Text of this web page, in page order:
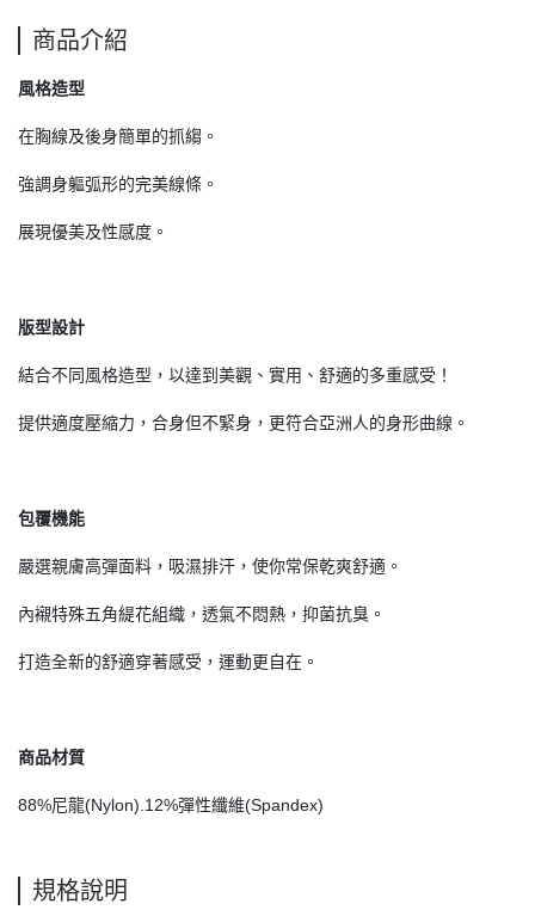
商品介紹
風格造型
在胸線及後身簡單的抓縐。
強調身軀弧形的完美線條。
展現優美及性感度。
版型設計
結合不同風格造型，以達到美觀、實用、舒適的多重感受！
提供適度壓縮力，合身但不緊身，更符合亞洲人的身形曲線。
包覆機能
嚴選親膚高彈面料，吸濕排汗，使你常保乾爽舒適。
內襯特殊五角緹花組織，透氣不悶熱，抑菌抗臭。
打造全新的舒適穿著感受，運動更自在。
商品材質
88%尼龍(Nylon).12%彈性纖維(Spandex)
規格說明